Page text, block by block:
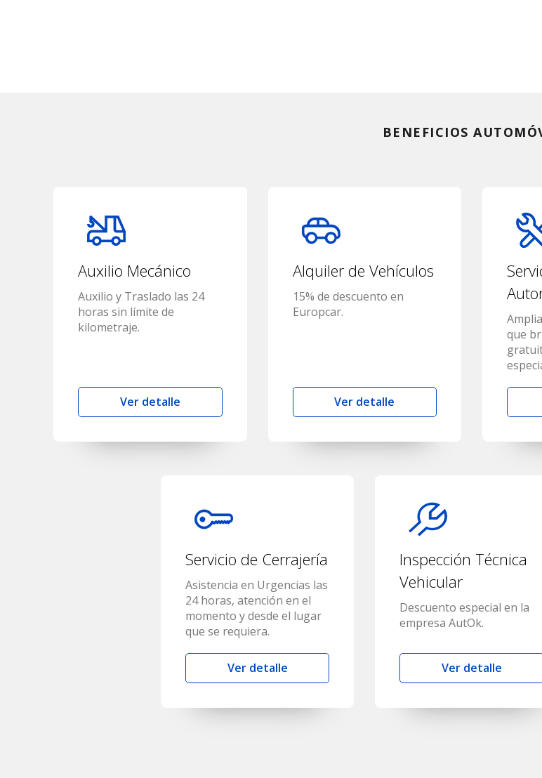
BENEFICIOS
Auxilio Mecánico
Auxilio y Traslado las 24
horas sin límite de
kilometraje.
Ver detalle
Alquiler de Vehículos
15% de descuento en
Europcar.
Ver detalle
que
Servicio de Cerrajería
Asistencia en Urgencias las
24 horas, atención en el
momento y desde el lugar
que se requiera.
Ver detalle
Inspección Técnica
Vehicular
Descuento especial en la
empresa AutOk.
Ver detalle